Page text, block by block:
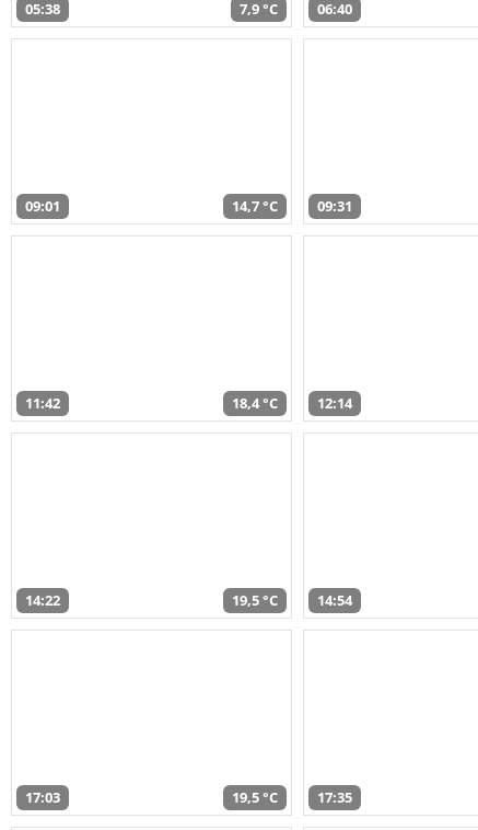
05:38 7,9 °C 06:40
09:01 14,7 °C 09:31
11:42 18,4 °C 12:14
14:22 19,5 °C 14:54
17:03 19,5 °C 17:35